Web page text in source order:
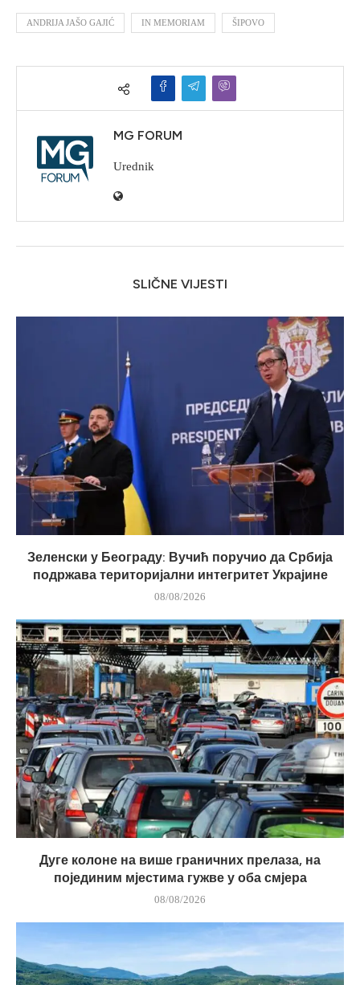
ANDRIJA JAŠO GAJIĆ IN MEMORIAM ŠIPOVO
MG FORUM
Urednik
SLIČNE VIJESTI
Зеленски у Београду: Вучић поручио да Србија
подржава територијални интегритет Украјине
08/08/2026
Дуге колоне на више граничних прелаза, на
појединим мјестима гужве у оба смјера
08/08/2026